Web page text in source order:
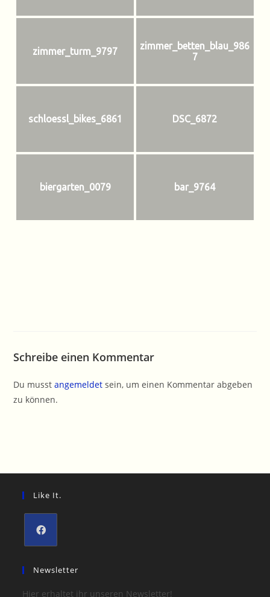
zimmer_turm_9797
zimmer_betten_blau_986
7
schloessl_bikes_6861 DSC_6872
biergarten_0079 bar_9764
Schreibe einen Kommentar
Du musstangemeldet sein, um einen Kommentar abgeben
zu können.
Like It.
in
Newsletter
Hier erhaltet ihr unseren Newsletter!